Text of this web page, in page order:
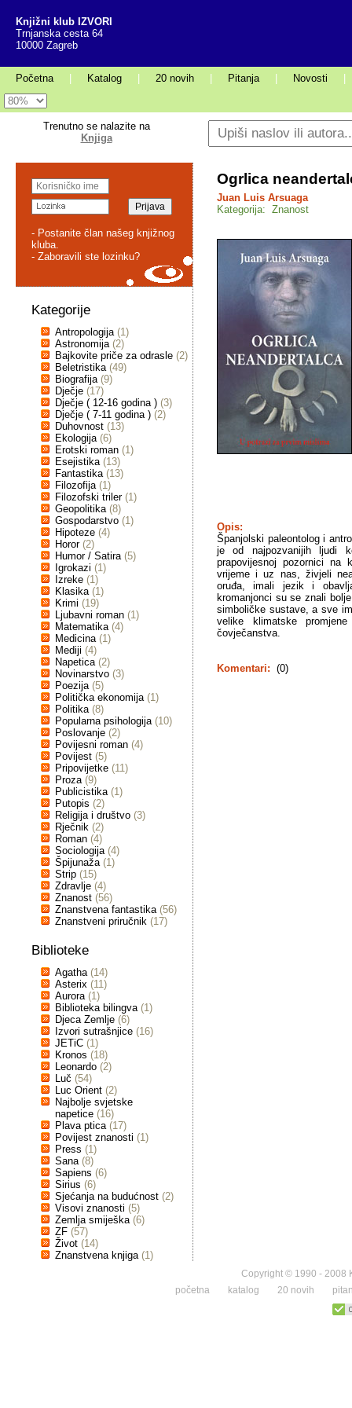
Knjižni klub IZVORI
Trnjanska cesta 64
10000 Zagreb
Početna Katalog 20 novih Pitanja Novosti
Trenutno se nalazite na
Knjiga
- Postanite član našeg knjižnog
kluba.
- Zaboravili ste lozinku?
Kategorije
Antropologija (1)
Astronomija (2)
Bajkovite priče za odrasle (2)
Beletristika (49)
Biografija (9)
Dječje (17)
Dječje ( 12-16 godina ) (3)
Dječje ( 7-11 godina ) (2)
Duhovnost (13)
Ekologija (6)
Erotski roman (1)
Esejistika (13)
Fantastika (13)
Filozofija (1)
Filozofski triler (1)
Geopolitika (8)
Gospodarstvo (1)
Hipoteze (4)
Horor (2)
Humor / Satira (5)
Igrokazi (1)
Izreke (1)
Klasika (1)
Krimi (19)
Ljubavni roman (1)
Matematika (4)
Medicina (1)
Mediji (4)
Napetica (2)
Novinarstvo (3)
Poezija (5)
Politička ekonomija (1)
Politika (8)
Popularna psihologija (10)
Poslovanje (2)
Povijesni roman (4)
Povijest (5)
Pripovijetke (11)
Proza (9)
Publicistika (1)
Putopis (2)
Religija i društvo (3)
Rječnik (2)
Roman (4)
Sociologija (4)
Špijunaža (1)
Strip (15)
Zdravlje (4)
Znanost (56)
Znanstvena fantastika (56)
Znanstveni priručnik (17)
Biblioteke
Agatha (14)
Asterix (11)
Aurora (1)
Biblioteka bilingva (1)
Djeca Zemlje (6)
Izvori sutrašnjice (16)
JETiC (1)
Kronos (18)
Leonardo (2)
Luč (54)
Luc Orient (2)
Najbolje svjetske
napetice (16)
Plava ptica (17)
Povijest znanosti (1)
Press (1)
Sana (8)
Sapiens (6)
Sirius (6)
Sjećanja na budućnost (2)
Visovi znanosti (5)
Zemlja smiješka (6)
ZF (57)
Život (14)
Znanstvena knjiga (1)
Ogrlica
Juan Luis Arsuaga
Kategorija: Znanost
Opis:
Španjolski paleontolog i
je od najpozvanijih ljudi
prapovijesnoj pozornici na
vrijeme i uz nas, živjeli
oruđa, imali jezik i
kromanjonci su se znali
simboličke sustave, a sve
velike klimatske
čovječanstva.
Komentari: (0)
Copyright © 1990 - 2008
početna
katalog 20 novih